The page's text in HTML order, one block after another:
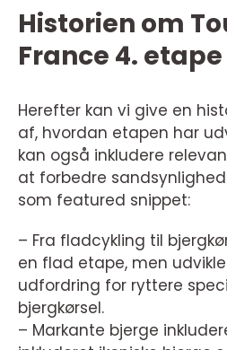
Historien om
France 4. etape
Herefter kan vi give en
af, hvordan etapen har
kan også inkludere
at forbedre
som featured snippet:
– Fra fladcykling til
en flad etape, men
udfordring for ryttere
bjergkørsel.
– Markante bjerge